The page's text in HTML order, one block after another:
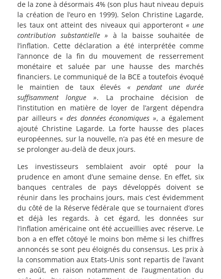
de la zone à désormais 4% (son plus haut niveau depuis
la création de l’euro en 1999). Selon Christine Lagarde,
les taux ont atteint des niveaux qui apporteront « une
contribution substantielle » à la baisse souhaitée de
l’inflation. Cette déclaration a été interprétée comme
l’annonce de la fin du mouvement de resserrement
monétaire et saluée par une hausse des marchés
financiers. Le communiqué de la BCE a toutefois évoqué
le maintien de taux élevés « pendant une durée
suffisamment longue ». La prochaine décision de
l’institution en matière de loyer de l’argent dépendra
par ailleurs« des données économiques », a également
ajouté Christine Lagarde. La forte hausse des places
européennes, sur la nouvelle, n’a pas été en mesure de
se prolonger au-delà de deux jours.
Les investisseurs semblaient avoir opté pour la
prudence en amont d’une semaine dense. En effet, six
banques centrales de pays développés doivent se
réunir dans les prochains jours, mais c’est évidemment
du côté de la Réserve fédérale que se tournaient d’ores
et déjà les regards. à cet égard, les données sur
l’inflation américaine ont été accueillies avec réserve. Le
bon a en effet côtoyé le moins bon même si les chiffres
annoncés se sont peu éloignés du consensus. Les prix à
la consommation aux Etats-Unis sont repartis de l’avant
en août, en raison notamment de l’augmentation du